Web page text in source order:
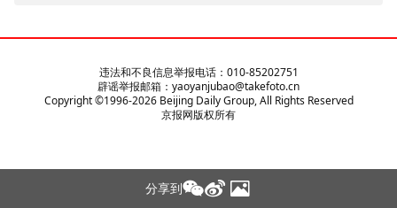
分享到
违法和不良信息举报电话：010-85202751
辟谣举报邮箱：yaoyanjubao@takefoto.cn
Copyright ©1996-2026Beijing Daily Group, All Rights Reserved
京报网版权所有